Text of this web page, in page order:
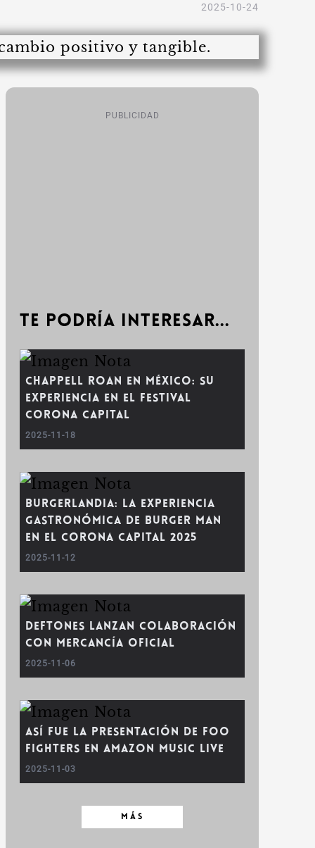
2025-10-24
PUBLICIDAD
Te podría interesar...
Chappell Roan en México: Su
experiencia en el Festival
Corona Capital
2025-11-18
Burgerlandia: la experiencia
gastronómica de Burger Man
en el Corona Capital 2025
2025-11-12
Deftones lanzan colaboración
con mercancía oficial
2025-11-06
Así fue la Presentación de Foo
Fighters en Amazon Music Live
2025-11-03
MÁS